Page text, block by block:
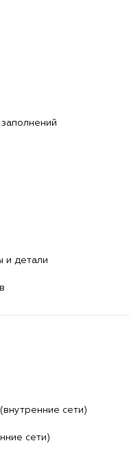
и детали
сети)
сети)